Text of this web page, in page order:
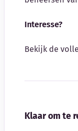
Interesse?
Bekijk de
Klaar om te